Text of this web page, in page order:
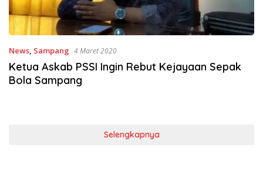
News, Sampang 4 Maret 2020
Ketua Askab PSSI Ingin Rebut Kejayaan Sepak
Bola Sampang
Selengkapnya